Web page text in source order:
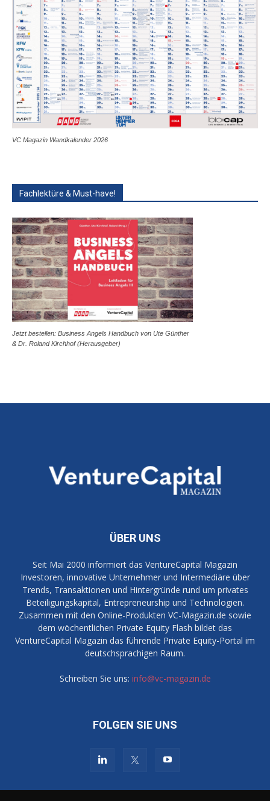
VC Magazin Wandkalender 2026
Fachlektüre & Must-have!
Jetzt bestellen: Business Angels Handbuch von Ute Günther
& Dr. Roland Kirchhof (Herausgeber)
ÜBER UNS
Seit Mai 2000 informiert das VentureCapital Magazin
Investoren, innovative Unternehmer und Intermediäre über
Trends, Transaktionen und Hintergründe rund um privates
Beteiligungskapital, Entrepreneurship und Technologien.
Zusammen mit den Online-Produkten VC-Magazin.de sowie
dem wöchentlichen Private Equity Flash bildet das
VentureCapital Magazin das führende Private Equity-Portal im
deutschsprachigen Raum.
Schreiben Sie uns: info@vc-magazin.de
FOLGEN SIE UNS